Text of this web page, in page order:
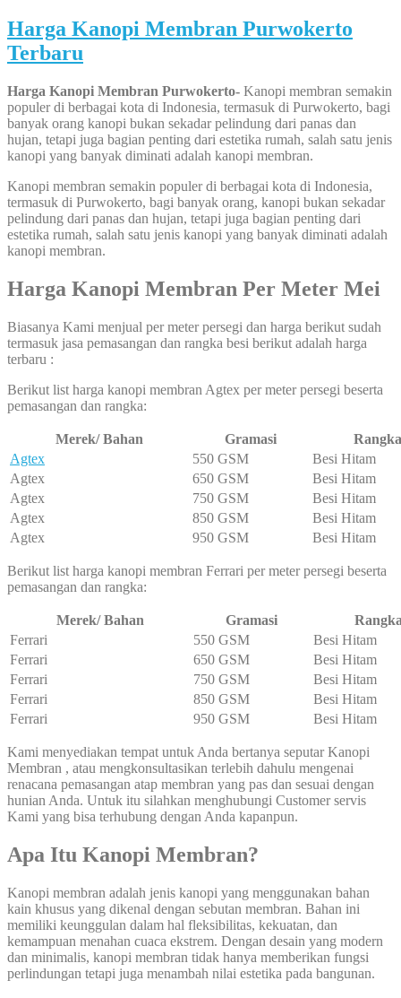
Harga Kanopi Membran Purwokerto
Terbaru
Harga Kanopi Membran Purwokerto- Kanopi membran semakin
populer di berbagai kota di Indonesia, termasuk di Purwokerto, bagi
banyak orang kanopi bukan sekadar pelindung dari panas dan
hujan, tetapi juga bagian penting dari estetika rumah, salah satu jenis
kanopi yang banyak diminati adalah kanopi membran.
Kanopi membran semakin populer di berbagai kota di Indonesia,
termasuk di Purwokerto, bagi banyak orang, kanopi bukan sekadar
pelindung dari panas dan hujan, tetapi juga bagian penting dari
estetika rumah, salah satu jenis kanopi yang banyak diminati adalah
kanopi membran.
Harga Kanopi Membran Per Meter Mei
Biasanya Kami menjual per meter persegi dan harga berikut sudah
termasuk jasa pemasangan dan rangka besi berikut adalah harga
terbaru :
Berikut list harga kanopi membran Agtex per meter persegi beserta
pemasangan dan rangka:
Merek/ Bahan Gramasi
Rangka
Agtex
550 GSM
Besi Hitam
Agtex
650 GSM
Besi Hitam
Agtex
750 GSM
Besi Hitam
Agtex
850 GSM
Besi Hitam
Agtex
950 GSM Besi Hitam
Berikut list harga kanopi membran Ferrari per meter persegi beserta
pemasangan dan rangka:
Merek/ Bahan Gramasi
Ferrari
550 GSM
Besi Hitam
Ferrari
650 GSM
Besi Hitam
Ferrari
750 GSM
Besi Hitam
Ferrari
850 GSM
Besi Hitam
Ferrari
950 GSM Besi Hitam
Kami menyediakan tempat untuk Anda bertanya seputar Kanopi
Membran , atau mengkonsultasikan terlebih dahulu mengenai
renacana pemasangan atap membran yang pas dan sesuai dengan
hunian Anda. Untuk itu silahkan menghubungi Customer servis
Kami yang bisa terhubung dengan Anda kapanpun.
Apa Itu Kanopi Membran?
Kanopi membran adalah jenis kanopi yang menggunakan bahan
kain khusus yang dikenal dengan sebutan membran. Bahan ini
memiliki keunggulan dalam hal fleksibilitas, kekuatan, dan
kemampuan menahan cuaca ekstrem. Dengan desain yang modern
dan minimalis, kanopi membran tidak hanya memberikan fungsi
perlindungan tetapi juga menambah nilai estetika pada bangunan.